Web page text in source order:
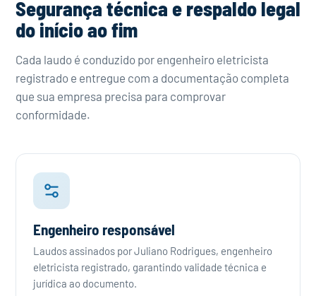
Segurança técnica e respaldo legal
do início ao fim
Cada laudo é conduzido por engenheiro eletricista
registrado e entregue com a documentação completa
que sua empresa precisa para comprovar
conformidade.
Engenheiro responsável
Laudos assinados por Juliano Rodrigues, engenheiro
eletricista registrado, garantindo validade técnica e
jurídica ao documento.